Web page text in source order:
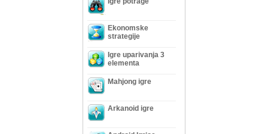
Ekonomske
strategije
Igre uparivanja 3
elementa
Mahjong igre
Arkanoid igre